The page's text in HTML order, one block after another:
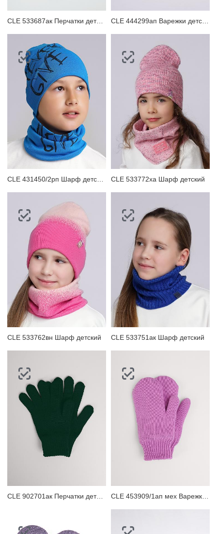
CLE 533687ак Перчатки детские
CLE 533772ха Шарф детский
CLE 533762вн Шарф детский CLE 533751ак Шарф детский
CLE 902701ак Перчатки детские